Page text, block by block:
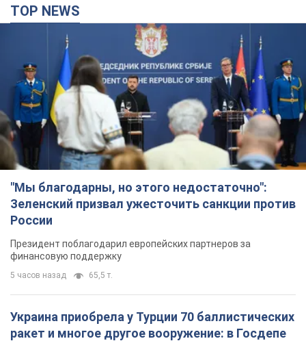
TOP NEWS
"Мы благодарны, но этого недостаточно":
Зеленский призвал ужесточить санкции против
России
Президент поблагодарил европейских партнеров за
финансовую поддержку
5 часов назад 65,5 т.
Украина приобрела у Турции 70 баллистических
ракет и многое другое вооружение: в Госдепе